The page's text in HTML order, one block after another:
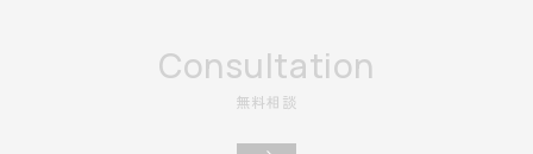
Consultation
無料相談